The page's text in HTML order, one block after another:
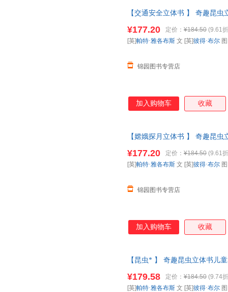
【交通安全立体书 】 奇趣昆
票 如需请联系在线客服
¥177.20 定价： ¥184.50 (9.61
锦园图书专营店
[英]帕特·雅各布斯 文 [英]彼得·布尔
加入购物车 收藏
【嫦娥探月立体书 】 奇趣昆
票 如需请联系在线客服
¥177.20 定价： ¥184.50 (9.61
锦园图书专营店
[英]帕特·雅各布斯 文 [英]彼得·布尔
加入购物车 收藏
【昆虫* 】 奇趣昆虫立体书儿
请放心下单，本店所有商品均
¥179.58 定价： ¥184.50 (9.74
[英]帕特·雅各布斯 文 [英]彼得·布尔